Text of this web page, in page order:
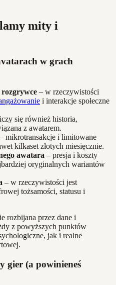
mity i
w grach
– w rzeczywistości
i interakcje społeczne
się również historia,
z awatarem.
– mikrotransakcje i limitowane
kilkaset złotych miesięcznie.
awatara – presja i koszty
oryginalnych wariantów
– w rzeczywistości jest
tożsamości, statusu i
rozbijana przez dane i
z powyższych punktów
jak i realne
gier (a powinieneś